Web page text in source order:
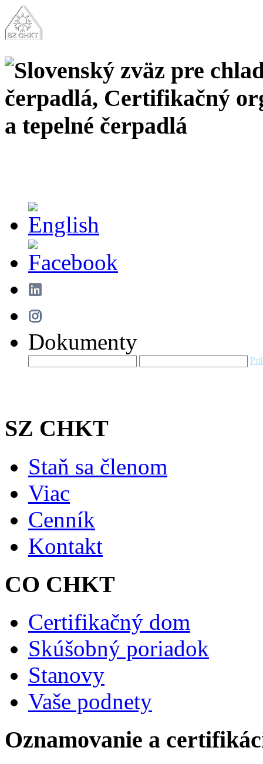
Dokumenty
SZ CHKT
Staň sa členom
Viac
Cenník
Kontakt
CO CHKT
Certifikačný dom
Skúšobný poriadok
Stanovy
Vaše podnety
Oznamovanie a